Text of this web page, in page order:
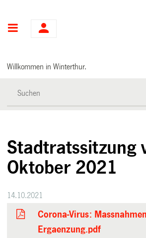
Hauptnavigation
Willkommen in Winterthur.
Stadtratssitzung
Oktober 2021
14.10.2021
Corona-Virus:
Ergaenzung.pdf